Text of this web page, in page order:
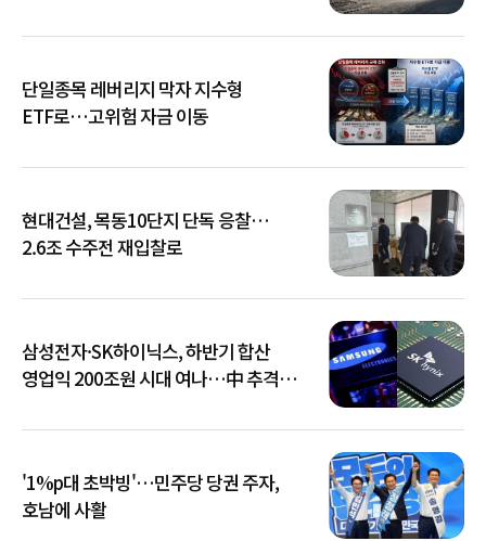
단일종목 레버리지 막자 지수형
ETF로…고위험 자금 이동
현대건설, 목동10단지 단독 응찰…
2.6조 수주전 재입찰로
삼성전자·SK하이닉스, 하반기 합산
영업익 200조원 시대 여나…中 추격은
'1%p대 초박빙'…민주당 당권 주자,
호남에 사활